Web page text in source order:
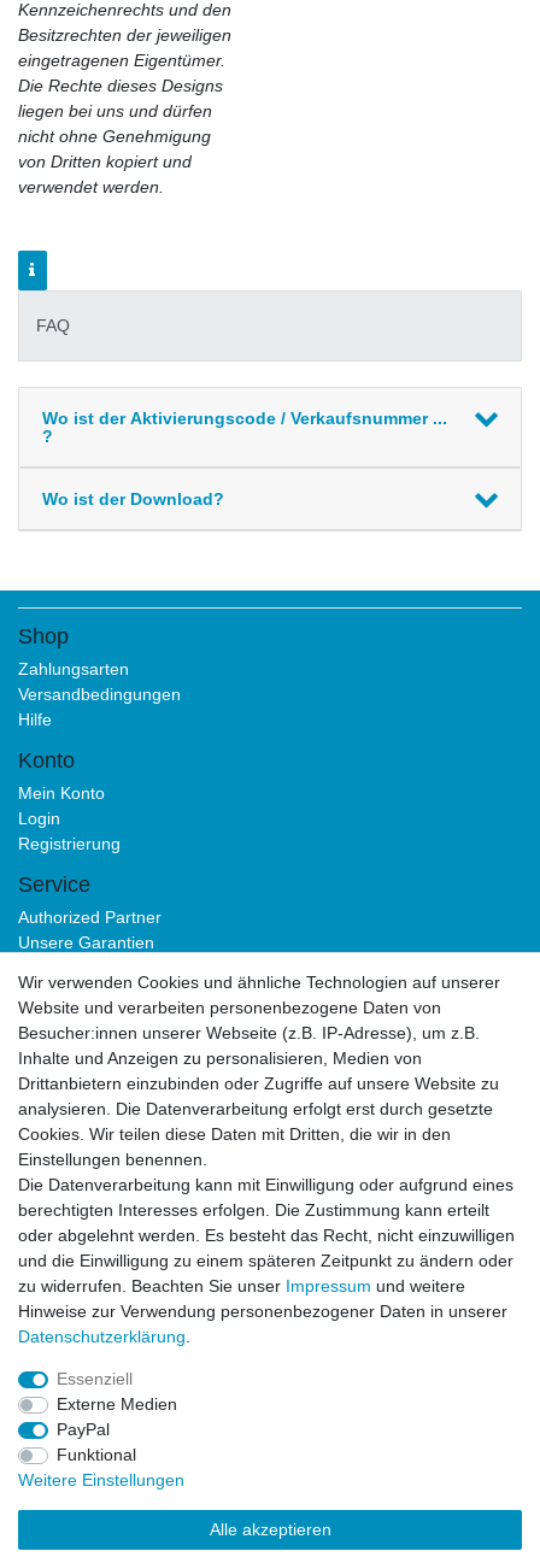
Kennzeichenrechts und den
Besitzrechten der jeweiligen
eingetragenen Eigentümer.
Die Rechte dieses Designs
liegen bei uns und dürfen
nicht ohne Genehmigung
von Dritten kopiert und
verwendet werden.
FAQ
Wo ist der Aktivierungscode / Verkaufsnummer ...
?
Wo ist der Download?
Shop
Zahlungsarten
Versandbedingungen
Hilfe
Konto
Mein Konto
Login
Registrierung
Service
Authorized Partner
Unsere Garantien
B2B
Impressum Daten­schutz­erklärung AGB
Widerrufs­recht Vertrag widerrufen Kontakt
Widerrufs­recht
Wir verwenden Cookies und ähnliche Technologien auf unserer
Website und verarbeiten personenbezogene Daten von
Besucher:innen unserer Webseite (z.B. IP-Adresse), um z.B.
Inhalte und Anzeigen zu personalisieren, Medien von
Drittanbietern einzubinden oder Zugriffe auf unsere Website zu
analysieren. Die Datenverarbeitung erfolgt erst durch gesetzte
Cookies. Wir teilen diese Daten mit Dritten, die wir in den
Einstellungen benennen.
Die Datenverarbeitung kann mit Einwilligung oder aufgrund eines
berechtigten Interesses erfolgen. Die Zustimmung kann erteilt
oder abgelehnt werden. Es besteht das Recht, nicht einzuwilligen
und die Einwilligung zu einem späteren Zeitpunkt zu ändern oder
zu widerrufen. Beachten Sie unser Impressum und weitere
Hinweise zur Verwendung personenbezogener Daten in unserer
Daten­schutz­erklärung
Essenziell
Externe Medien
PayPal
Funktional
Weitere Einstellungen
Alle akzeptieren